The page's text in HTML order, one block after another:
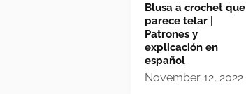
Blusa a crochet que
parece telar |
Patrones y
explicación en
español
November 12, 2022